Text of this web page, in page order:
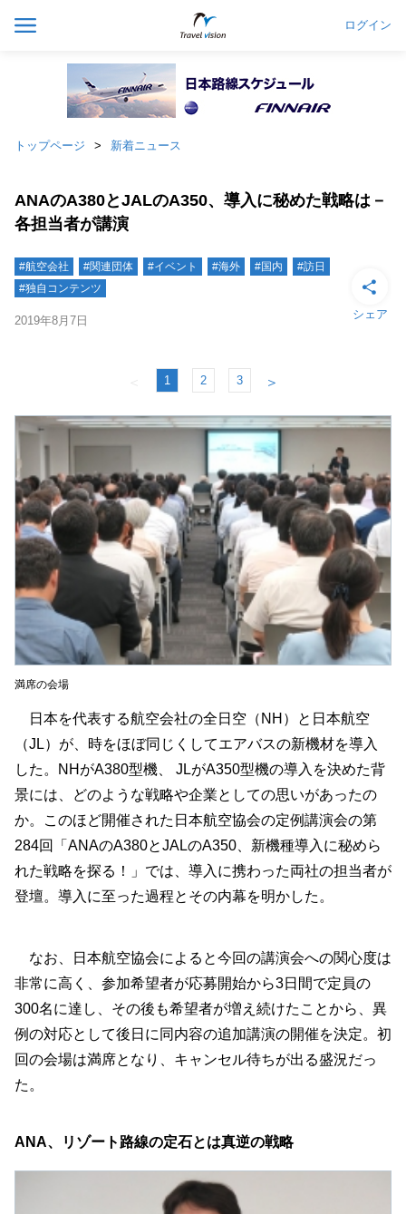
ログイン
トップページ 新着ニュース
ANAのA380とJALのA350、導入に秘めた戦略は－
各担当者が講演
#航空会社 #関連団体 #イベント #海外 #国内
#訪日
#独自コンテンツ
2019年8月7日 シェア
＜ 1 2 3 ＞
満席の会場
日本を代表する航空会社の全日空（NH）と日本航空
（JL）が、時をほぼ同じくしてエアバスの新機材を導入
した。NHがA380型機、 JLがA350型機の導入を決めた背
景には、どのような戦略や企業としての思いがあったの
か。このほど開催された日本航空協会の定例講演会の第
284回「ANAのA380とJALのA350、新機種導入に秘めら
れた戦略を探る！」では、導入に携わった両社の担当者が
登壇。導入に至った過程とその内幕を明かした。
なお、日本航空協会によると今回の講演会への関心度は
非常に高く、参加希望者が応募開始から3日間で定員の
300名に達し、その後も希望者が増え続けたことから、異
例の対応として後日に同内容の追加講演の開催を決定。初
回の会場は満席となり、キャンセル待ちが出る盛況だっ
た。
ANA、リゾート路線の定石とは真逆の戦略